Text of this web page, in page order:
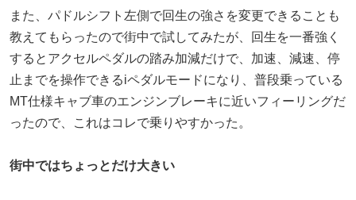
また、パドルシフト左側で回生の強さを変更できることも
教えてもらったので街中で試してみたが、回生を一番強く
するとアクセルペダルの踏み加減だけで、加速、減速、停
止までを操作できるiペダルモードになり、普段乗っている
MT仕様キャブ車のエンジンブレーキに近いフィーリングだ
ったので、これはコレで乗りやすかった。
街中ではちょっとだけ大きい